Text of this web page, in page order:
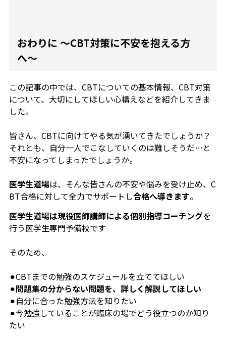
おわりに 〜CBT対策に不安を抱える方
へ〜
この記事の中では、CBTについての基本情報、CBT対策
について、大切にしてほしい心構えなどを紹介してきま
した。
皆さん、CBTに向けてやる気が湧いてきたでしょうか？
それとも、自分一人でこなしていくのは難しそうだ…と
不安になってしまったでしょうか。
医学生道場は、そんな皆さんの不安や悩みを受け止め、C
BT合格に対して全力でサポートし合格へ導きます。
医学生道場は現役医師講師による個別指導コーチングを
行う医学生専門予備校です
そのため、
⚫︎CBTまでの勉強のスケジュールを立ててほしい
⚫︎問題集の分からない問題を、詳しく解説してほしい
⚫︎自分に合った勉強方法を知りたい
⚫︎今勉強していることが臨床の場でどう役立つのか知り
たい